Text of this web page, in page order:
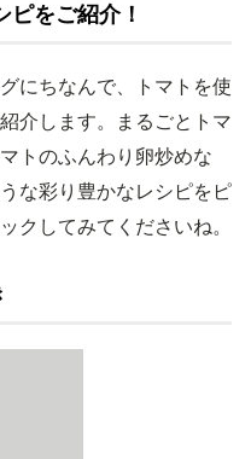
ピをご紹介！
にちなんで、トマトを使
介します。まるごとトマ
トのふんわり卵炒めな
な彩り豊かなレシピをピ
クしてみてくださいね。